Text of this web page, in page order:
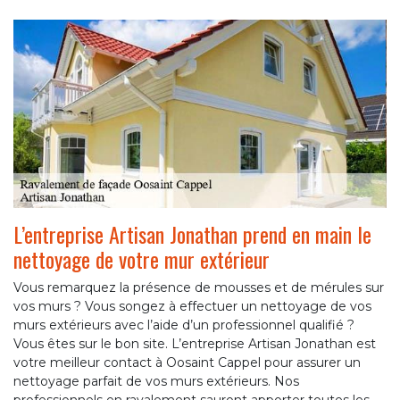
L’entreprise Artisan Jonathan prend en main le
nettoyage de votre mur extérieur
Vous remarquez la présence de mousses et de mérules sur
vos murs ? Vous songez à effectuer un nettoyage de vos
murs extérieurs avec l’aide d’un professionnel qualifié ?
Vous êtes sur le bon site. L’entreprise Artisan Jonathan est
votre meilleur contact à Oosaint Cappel pour assurer un
nettoyage parfait de vos murs extérieurs. Nos